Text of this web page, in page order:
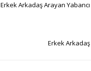
Erkek Arkadaş Arayan
Erkek